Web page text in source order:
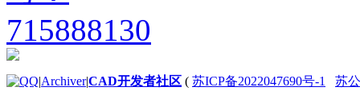
|Archiver|CAD开发者社区 ( 苏ICP备2022047690号-1 苏